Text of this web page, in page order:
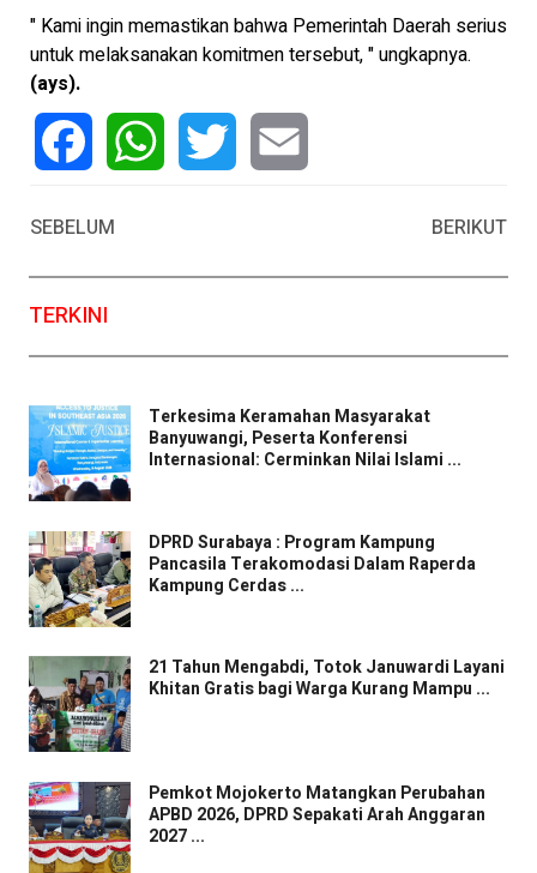
" Kami ingin memastikan bahwa Pemerintah Daerah serius
untuk melaksanakan komitmen tersebut, " ungkapnya.
(ays).
SEBELUM
BERIKUT
TERKINI
Terkesima Keramahan Masyarakat
Banyuwangi, Peserta Konferensi
Internasional: Cerminkan Nilai Islami ...
DPRD Surabaya : Program Kampung
Pancasila Terakomodasi Dalam Raperda
Kampung Cerdas ...
21 Tahun Mengabdi, Totok Januwardi Layani
Khitan Gratis bagi Warga Kurang Mampu ...
Pemkot Mojokerto Matangkan Perubahan
APBD 2026, DPRD Sepakati Arah Anggaran
2027 ...